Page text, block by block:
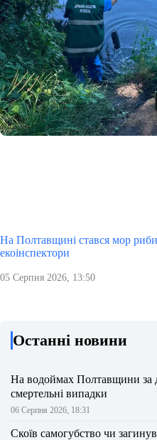
На Полтавщині стався мор
екоінспектори
05 Серпня 2026, 13:50
Останні новини
На водоймах Полтавщини за
смертельні випадки
06 Серпня 2026, 18:31
Скоїв самогубство чи